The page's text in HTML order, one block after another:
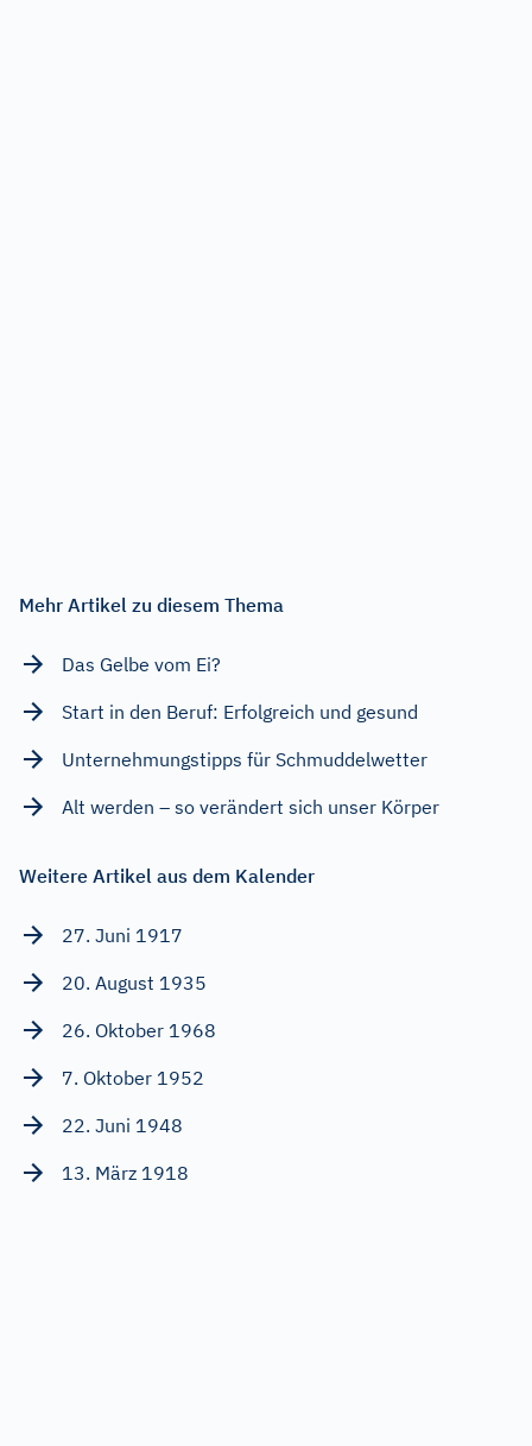
Mehr Artikel zu diesem Thema
Das Gelbe vom Ei?
Start in den Beruf: Erfolgreich und gesund
Unternehmungstipps für Schmuddelwetter
Alt werden – so verändert sich unser Körper
Weitere Artikel aus dem Kalender
27. Juni 1917
20. August 1935
26. Oktober 1968
7. Oktober 1952
22. Juni 1948
13. März 1918